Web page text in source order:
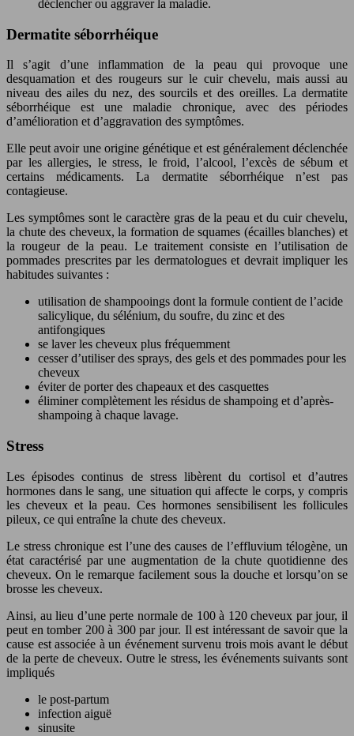
déclencher ou aggraver la maladie.
Dermatite séborrhéique
Il s’agit d’une inflammation de la peau qui provoque une
desquamation et des rougeurs sur le cuir chevelu, mais aussi au
niveau des ailes du nez, des sourcils et des oreilles. La dermatite
séborrhéique est une maladie chronique, avec des périodes
d’amélioration et d’aggravation des symptômes.
Elle peut avoir une origine génétique et est généralement déclenchée
par les allergies, le stress, le froid, l’alcool, l’excès de sébum et
certains médicaments. La dermatite séborrhéique n’est pas
contagieuse.
Les symptômes sont le caractère gras de la peau et du cuir chevelu,
la chute des cheveux, la formation de squames (écailles blanches) et
la rougeur de la peau. Le traitement consiste en l’utilisation de
pommades prescrites par les dermatologues et devrait impliquer les
habitudes suivantes :
utilisation de shampooings dont la formule contient de l’acide
salicylique, du sélénium, du soufre, du zinc et des
antifongiques
se laver les cheveux plus fréquemment
cesser d’utiliser des sprays, des gels et des pommades pour les
cheveux
éviter de porter des chapeaux et des casquettes
éliminer complètement les résidus de shampoing et d’après-
shampoing à chaque lavage.
Stress
Les épisodes continus de stress libèrent du cortisol et d’autres
hormones dans le sang, une situation qui affecte le corps, y compris
les cheveux et la peau. Ces hormones sensibilisent les follicules
pileux, ce qui entraîne la chute des cheveux.
Le stress chronique est l’une des causes de l’effluvium télogène, un
état caractérisé par une augmentation de la chute quotidienne des
cheveux. On le remarque facilement sous la douche et lorsqu’on se
brosse les cheveux.
Ainsi, au lieu d’une perte normale de 100 à 120 cheveux par jour, il
peut en tomber 200 à 300 par jour. Il est intéressant de savoir que la
cause est associée à un événement survenu trois mois avant le début
de la perte de cheveux. Outre le stress, les événements suivants sont
impliqués
le post-partum
infection aiguë
sinusite